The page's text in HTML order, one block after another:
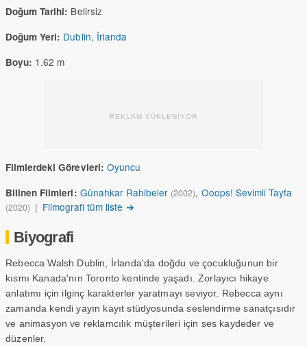
Doğum Tarihi: Belirsiz
Doğum Yeri: Dublin, İrlanda
Boyu: 1.62 m
REKLAM YÜKLENİYOR
Filmlerdeki Görevleri: Oyuncu
Bilinen Filmleri: Günahkar Rahibeler (2002), Ooops! Sevimli Tayfa
(2020) | Filmografi tüm liste ➔
Biyografi
Rebecca Walsh Dublin, İrlanda'da doğdu ve çocukluğunun bir
kısmı Kanada'nın Toronto kentinde yaşadı. Zorlayıcı hikaye
anlatımı için ilginç karakterler yaratmayı seviyor. Rebecca aynı
zamanda kendi yayın kayıt stüdyosunda seslendirme sanatçısıdır
ve animasyon ve reklamcılık müşterileri için ses kaydeder ve
düzenler.